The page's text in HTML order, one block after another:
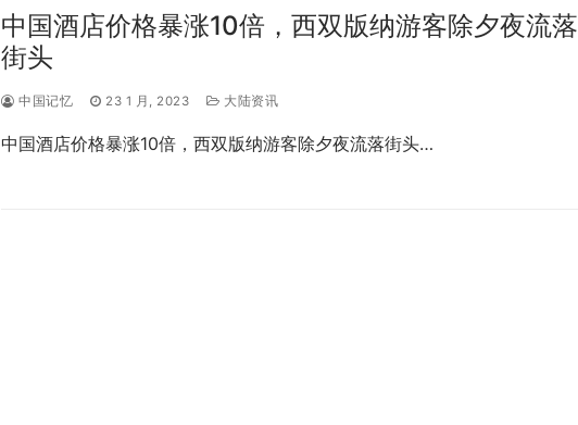
中国酒店价格暴涨10倍，西双版纳游客除夕夜流落
街头
中国记忆 23 1 月, 2023 大陆资讯
中国酒店价格暴涨10倍，西双版纳游客除夕夜流落街头…